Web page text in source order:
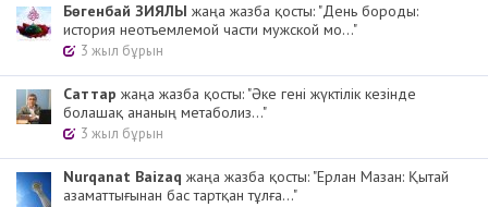
Бөгенбай ЗИЯЛЫ жаңа жазба қосты: "День бороды:
история неотъемлемой части мужской мо..."
3 жыл бұрын
Cаттар жаңа жазба қосты: "Әке гені жүктілік кезінде
болашақ ананың метаболиз..."
3 жыл бұрын
Nurqanat Baizaq жаңа жазба қосты: "Ерлан Мазан: Қытай
азаматтығынан бас тартқан тұлға..."